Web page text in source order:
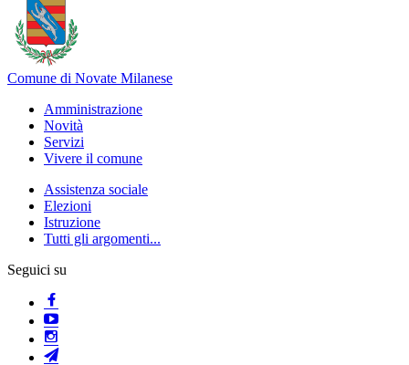
Comune di Novate Milanese
Amministrazione
Novità
Servizi
Vivere il comune
Assistenza sociale
Elezioni
Istruzione
Tutti gli argomenti...
Seguici su